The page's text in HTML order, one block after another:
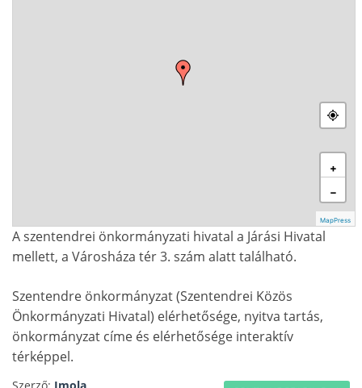
+
−
MapPress
A szentendrei önkormányzati hivatal a Járási Hivatal
mellett, a Városháza tér 3. szám alatt található.
Szentendre önkormányzat (Szentendrei Közös
Önkormányzati Hivatal) elérhetősége, nyitva tartás,
önkormányzat címe és elérhetősége interaktív
térképpel.